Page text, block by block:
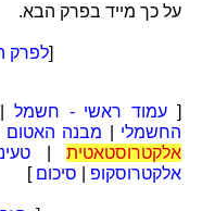
על כך מייד בפרק הבא.
[לפרק
[ עמוד ראשי - חשמל
החשמלי
מבנה האטום
אלקטרוסטאטית|
אלקטרוסקופ
סיכום ]